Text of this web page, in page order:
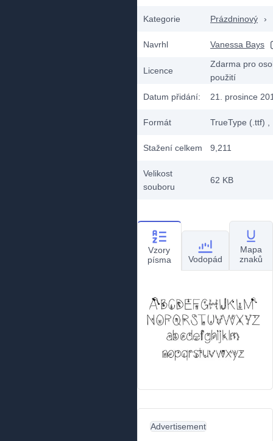
Kategorie Prázdninový ›
Navrhl Vanessa Bays
Licence
Zdarma pro
použití
Datum přidání:
21. prosince
Formát TrueType (.ttf)
Stažení celkem 9,211
Velikost
souboru
62 KB
Vzory
písma
Vodopád
Mapa
znaků
Advertisement